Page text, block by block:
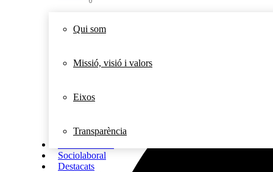
Qui som
Missió, visió i valors
Eixos
Transparència
Sociolaboral
Destacats